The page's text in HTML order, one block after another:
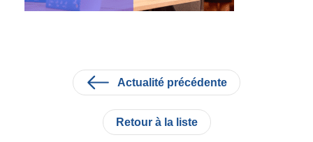
Actualité précédente
Retour à la liste